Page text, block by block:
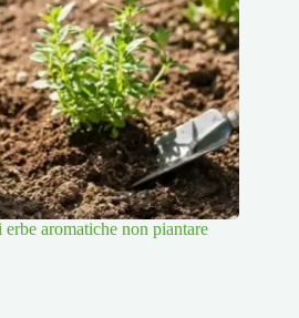
aromatiche non piantare